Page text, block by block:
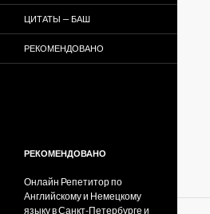
ЦИТАТЫ — БАШ
РЕКОМЕНДОВАНО
РЕКОМЕНДОВАНО
Онлайн Репетитор по
Английскому и Немецкому
языку в Санкт-Петербурге и